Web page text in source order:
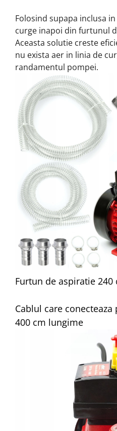
Folosind supapa inclusa
curge inapoi din furtunul
Aceasta solutie creste
nu exista aer in linia de
randamentul pompei.
Furtun de aspiratie
Cablul care
400 cm lungime